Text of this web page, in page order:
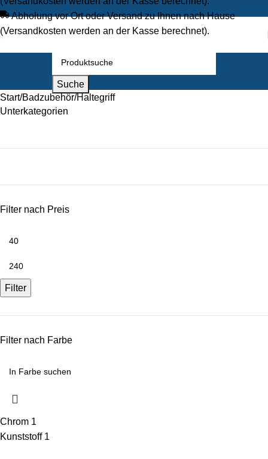
Abholung vor Ort oder Versand zu Ihnen nach Hause
(Versandkosten werden an der Kasse berechnet).
Suche
Start Badzubehör Haltegriff
Unterkategorien
Filter nach Preis
Filter
Filter nach Farbe
Chrom 1
Kunststoff 1